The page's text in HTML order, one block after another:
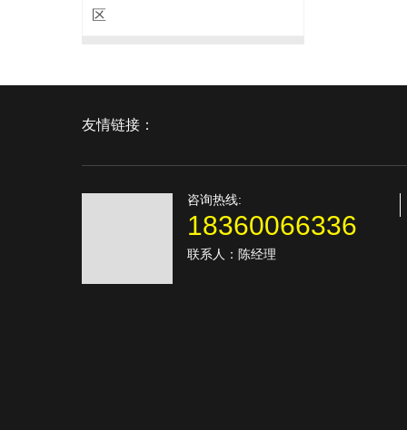
区
友情链接：
咨询热线:
18360066336
联系人：陈经理